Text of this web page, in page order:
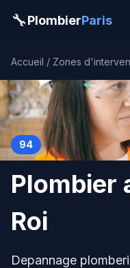
🔧PlombierParis
Accueil / Zones
94
Plombier
Roi
Depannage